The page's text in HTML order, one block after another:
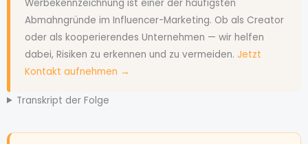
Werbekennzeichnung ist einer der häufigsten
Abmahngründe im Influencer-Marketing. Ob als Creator
oder als kooperierendes Unternehmen — wir helfen
dabei, Risiken zu erkennen und zu vermeiden. Jetzt
Kontakt aufnehmen →
Transkript der Folge